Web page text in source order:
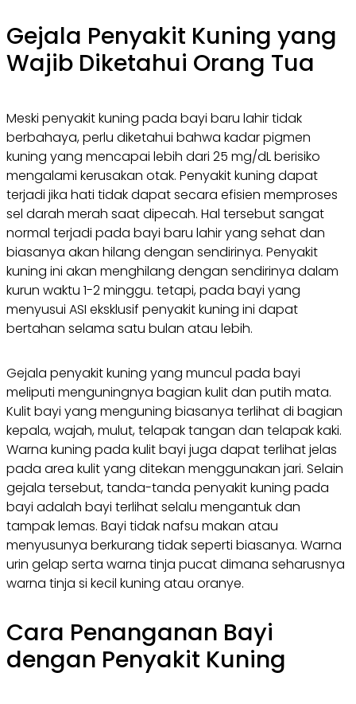
Gejala Penyakit Kuning yang
Wajib Diketahui Orang Tua
Meski penyakit kuning pada bayi baru lahir tidak
berbahaya, perlu diketahui bahwa kadar pigmen
kuning yang mencapai lebih dari 25 mg/dL berisiko
mengalami kerusakan otak. Penyakit kuning dapat
terjadi jika hati tidak dapat secara efisien memproses
sel darah merah saat dipecah. Hal tersebut sangat
normal terjadi pada bayi baru lahir yang sehat dan
biasanya akan hilang dengan sendirinya. Penyakit
kuning ini akan menghilang dengan sendirinya dalam
kurun waktu 1-2 minggu. tetapi, pada bayi yang
menyusui ASI eksklusif penyakit kuning ini dapat
bertahan selama satu bulan atau lebih.
Gejala penyakit kuning yang muncul pada bayi
meliputi menguningnya bagian kulit dan putih mata.
Kulit bayi yang menguning biasanya terlihat di bagian
kepala, wajah, mulut, telapak tangan dan telapak kaki.
Warna kuning pada kulit bayi juga dapat terlihat jelas
pada area kulit yang ditekan menggunakan jari. Selain
gejala tersebut, tanda-tanda penyakit kuning pada
bayi adalah bayi terlihat selalu mengantuk dan
tampak lemas. Bayi tidak nafsu makan atau
menyusunya berkurang tidak seperti biasanya. Warna
urin gelap serta warna tinja pucat dimana seharusnya
warna tinja si kecil kuning atau oranye.
Cara Penanganan Bayi
dengan Penyakit Kuning